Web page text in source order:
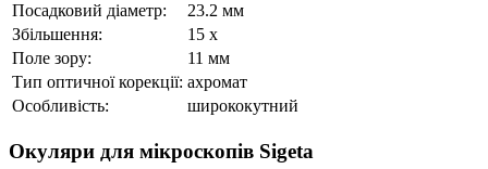
Посадковий діаметр:
23.2 мм
Збільшення:
15 x
Поле зору:
11 мм
Тип оптичної корекції: ахромат
Особливість:
ширококутний
Окуляри для мікроскопів Sigeta